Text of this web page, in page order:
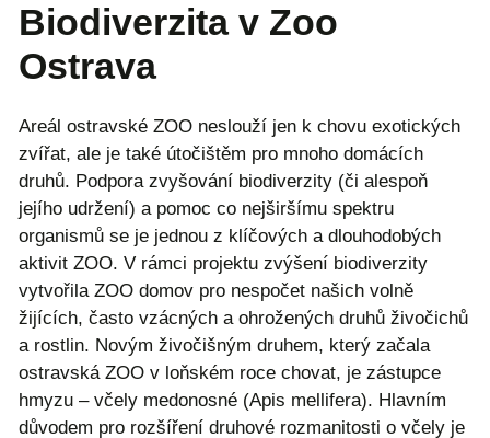
Biodiverzita v Zoo
Ostrava
Areál ostravské ZOO neslouží jen k chovu exotických
zvířat, ale je také útočištěm pro mnoho domácích
druhů. Podpora zvyšování biodiverzity (či alespoň
jejího udržení) a pomoc co nejširšímu spektru
organismů se je jednou z klíčových a dlouhodobých
aktivit ZOO. V rámci projektu zvýšení biodiverzity
vytvořila ZOO domov pro nespočet našich volně
žijících, často vzácných a ohrožených druhů živočichů
a rostlin. Novým živočišným druhem, který začala
ostravská ZOO v loňském roce chovat, je zástupce
hmyzu – včely medonosné (Apis mellifera). Hlavním
důvodem pro rozšíření druhové rozmanitosti o včely je